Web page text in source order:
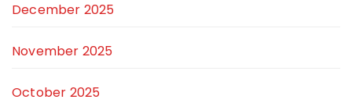
December 2025
November 2025
October 2025